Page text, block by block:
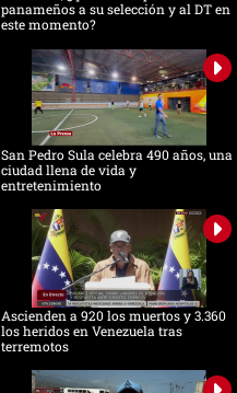
panameños a su selección y al DT en
este momento?
San Pedro Sula celebra 490 años, una
ciudad llena de vida y
entretenimiento
Ascienden a 920 los muertos y 3.360
los heridos en Venezuela tras
terremotos